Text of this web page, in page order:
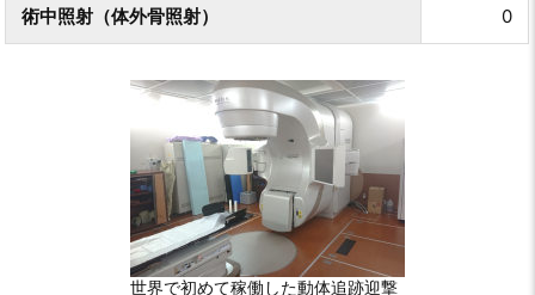
術中照射（体外骨照射） 0
世界で初めて稼働した動体追跡迎撃